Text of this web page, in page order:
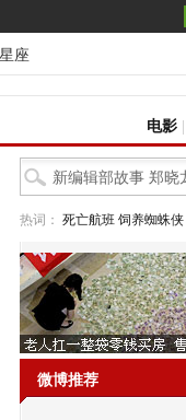
星座
电影
热词： 死亡航班 饲养蜘蛛侠
微博推荐